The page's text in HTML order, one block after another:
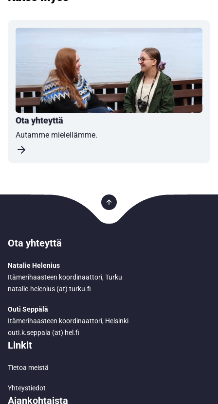
Ota yhteyttä
Autamme mielellämme.
Ota yhteyttä
Natalie Helenius
Itämerihaasteen koordinaattori, Turku
natalie.helenius (at) turku.fi
Outi Seppälä
Itämerihaasteen koordinaattori, Helsinki
outi.k.seppala (at) hel.fi
Linkit
Tietoa meistä
Yhteystiedot
Ajankohtaista